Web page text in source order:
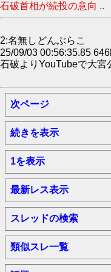
石破首相が続投の意向 ..
2:名無しどんぶらこ
25/09/03 00:56:35.85
石破よりYouTubeで大
次ページ
続きを表示
1を表示
最新レス表示
スレッドの検索
類似スレ一覧